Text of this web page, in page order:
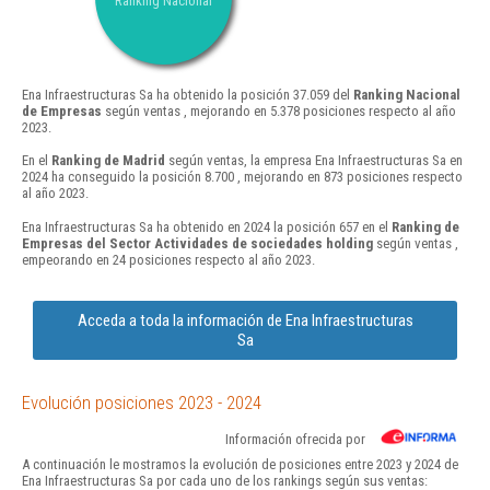
Ena Infraestructuras Sa ha obtenido la posición 37.059 del Ranking Nacional
de Empresas según ventas , mejorando en 5.378 posiciones respecto al año
2023.
En el Ranking de Madrid según ventas, la empresa Ena Infraestructuras Sa en
2024 ha conseguido la posición 8.700 , mejorando en 873 posiciones respecto
al año 2023.
Ena Infraestructuras Sa ha obtenido en 2024 la posición 657 en el Ranking de
Empresas del Sector Actividades de sociedades holding según ventas ,
empeorando en 24 posiciones respecto al año 2023.
Acceda a toda la información de Ena Infraestructuras
Sa
Evolución posiciones 2023 - 2024
Información ofrecida por
A continuación le mostramos la evolución de posiciones entre 2023 y 2024 de
Ena Infraestructuras Sa por cada uno de los rankings según sus ventas: